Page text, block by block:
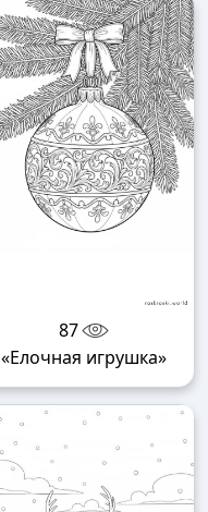
87
«Елочная игрушка»